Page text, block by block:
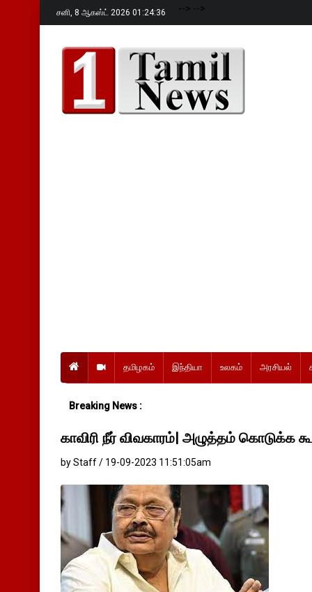
சனி, 8 ஆகஸ்ட் 2026 01:24:37 --> -->
தமிழகம் இந்தியா உலகம் அரசியல்
Breaking News :
காவிரி நீர் விவகாரம்| அழுத்தம் கொடுக்க
by Staff / 19-09-2023 11:51:05am